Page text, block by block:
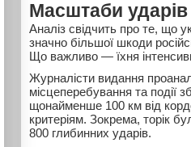
Масштаби
Аналіз свідчить про те, що
значно більшої шкоди
Що важливо — їхня
Журналісти видання
місцеперебування та події
щонайменше 100 км від
критеріям. Зокрема, торік
800 глибинних ударів.